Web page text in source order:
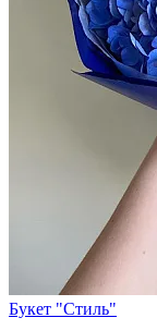
Букет "Стиль"